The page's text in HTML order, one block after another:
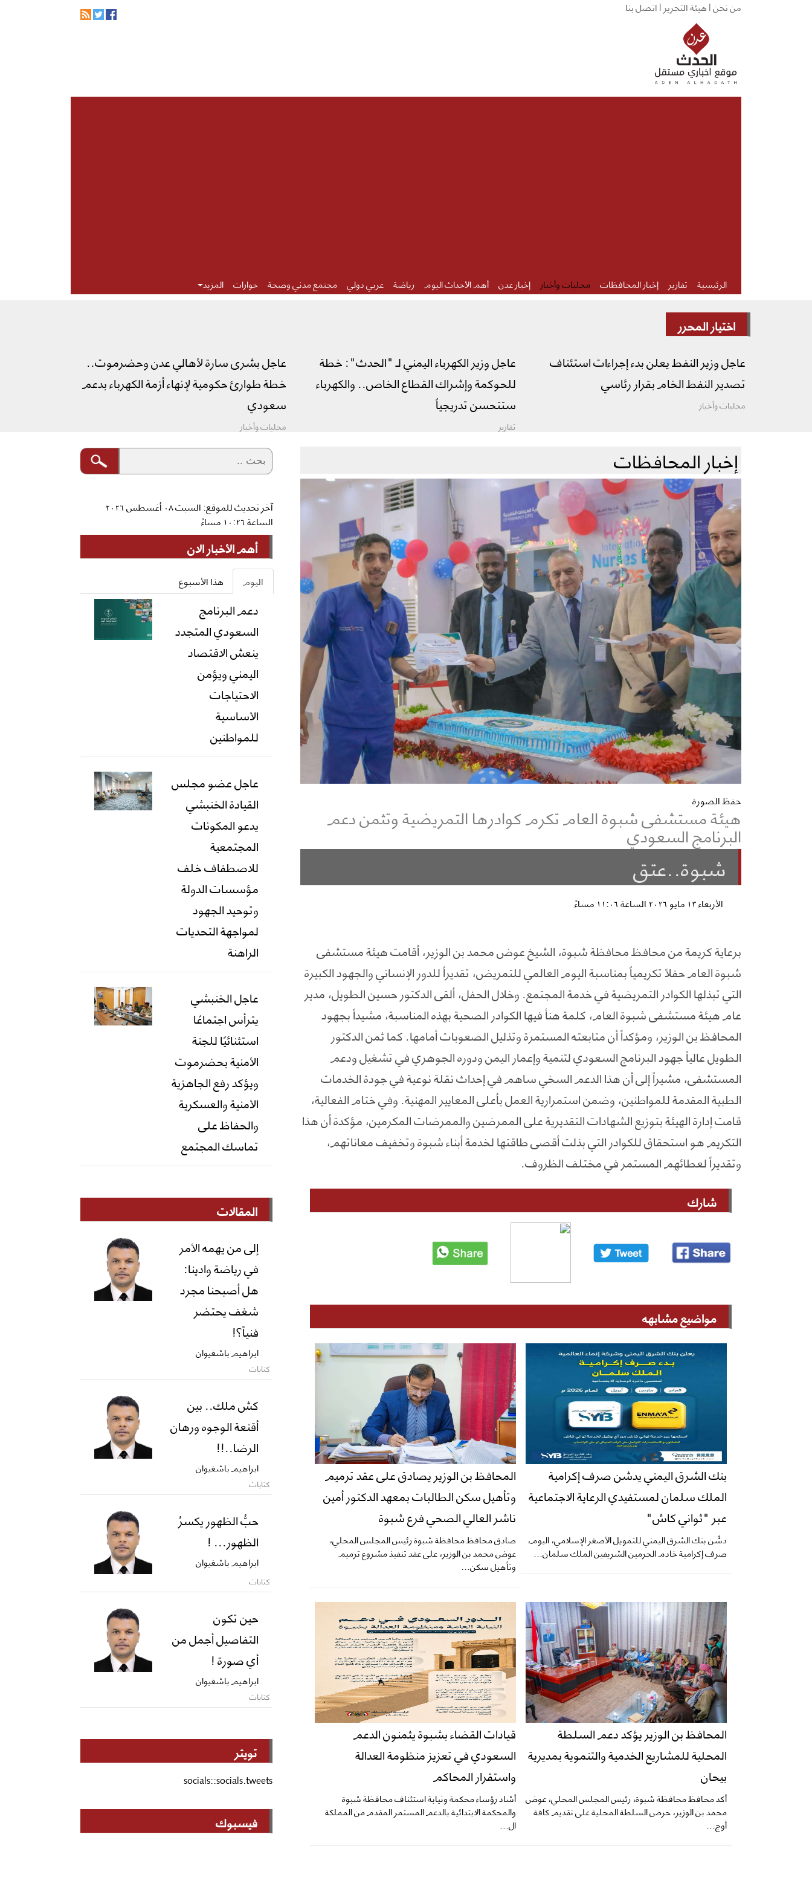
من نحن |هيئة التحرير |اتصل بنا
الرئيسية تقارير إخبار المحافظات محليات وأخبار إخبار عدن أهم الأحداث اليوم رياضة عربي دولي مجتمع مدني وصحة حوارات المزيد
اختيار المحرر
عاجل وزير النفط يعلن بدء إجراءات استئناف
تصدير النفط الخام بقرار رئاسي
محليات وأخبار
عاجل وزير الكهرباء اليمني لـ "الحدث": خطة
للحوكمة وإشراك القطاع الخاص.. والكهرباء
ستتحسن تدريجياً
تقارير
عاجل بشرى سارة لأهالي عدن وحضرموت..
خطة طوارئ حكومية لإنهاء أزمة الكهرباء بدعم
سعودي
محليات وأخبار
إخبار المحافظات
حفظ الصورة
هيئة مستشفى شبوة العام تكرم كوادرها التمريضية وتثمن دعم
البرنامج السعودي
شبوة..عتق
الأربعاء ١٣ مايو ٢٠٢٦ الساعة ١١:٠٦ مساءً
برعاية كريمة من محافظ محافظة شبوة، الشيخ عوض محمد بن الوزير، أقامت هيئة مستشفى
شبوة العام حفلاً تكريمياً بمناسبة اليوم العالمي للتمريض، تقديراً للدور الإنساني والجهود الكبيرة
التي تبذلها الكوادر التمريضية في خدمة المجتمع. وخلال الحفل، ألقى الدكتور حسين الطويل، مدير
عام هيئة مستشفى شبوة العام، كلمة هنأ فيها الكوادر الصحية بهذه المناسبة، مشيداً بجهود
المحافظ بن الوزير، ومؤكداً أن متابعته المستمرة وتذليل الصعوبات أمامها. كما ثمن الدكتور
الطويل عالياً جهود البرنامج السعودي لتنمية وإعمار اليمن ودوره الجوهري في تشغيل ودعم
المستشفى، مشيراً إلى أن هذا الدعم السخي ساهم في إحداث نقلة نوعية في جودة الخدمات
الطبية المقدمة للمواطنين، وضمن استمرارية العمل بأعلى المعايير المهنية. وفي ختام الفعالية،
قامت إدارة الهيئة بتوزيع الشهادات التقديرية على الممرضين والممرضات المكرمين، مؤكدة أن هذا
التكريم هو استحقاق للكوادر التي بذلت أقصى طاقتها لخدمة أبناء شبوة وتخفيف معاناتهم،
وتقديراً لعطائهم المستمر في مختلف الظروف.
شارك
مواضيع مشابهه
بنك الشرق اليمني يدشن صرف إكرامية
الملك سلمان لمستفيدي الرعاية الاجتماعية
عبر "ثواني كاش"
دشّن بنك الشرق اليمني للتمويل الأصغر الإسلامي، اليوم،
صرف إكرامية خادم الحرمين الشريفين الملك سلمان...
المحافظ بن الوزير يصادق على عقد ترميم
وتأهيل سكن الطالبات بمعهد الدكتور أمين
ناشر العالي الصحي فرع شبوة
صادق محافظ محافظة شبوة رئيس المجلس المحلي،
عوض محمد بن الوزير، على عقد تنفيذ مشروع ترميم
وتأهيل سكن...
المحافظ بن الوزير يؤكد دعم السلطة
المحلية للمشاريع الخدمية والتنموية بمديرية
بيحان
أكد محافظ محافظة شبوة، رئيس المجلس المحلي، عوض
محمد بن الوزير، حرص السلطة المحلية على تقديم كافة
أوج...
قيادات القضاء بشبوة يثمنون الدعم
السعودي في تعزيز منظومة العدالة
واستقرار المحاكم
​أشاد رؤساء محكمة ونيابة استئناف محافظة شبوة
والمحكمة الابتدائية بالدعم المستمر المقدم من المملكة
ال...
آخر تحديث للموقع: السبت ٠٨ أغسطس ٢٠٢٦
الساعة ١٠:٢٦ مساءً
أهم الأخبار الان
اليوم هذا الأسبوع
دعم البرنامج
السعودي المتجدد
ينعش الاقتصاد
اليمني ويؤمن
الاحتياجات
الأساسية
للمواطنين
عاجل عضو مجلس
القيادة الخنبشي
يدعو المكونات
المجتمعية
للاصطفاف خلف
مؤسسات الدولة
وتوحيد الجهود
لمواجهة التحديات
الراهنة
عاجل الخنبشي
يترأس اجتماعًا
استثنائيًا للجنة
الأمنية بحضرموت
ويؤكد رفع الجاهزية
الأمنية والعسكرية
والحفاظ على
تماسك المجتمع
المقالات
إلى من يهمه الأمر
في رياضة وادينا:
هل أصبحنا مجرد
شغف يحتضر
فنياً؟!
ابراهيم باشغيوان
كتابات
كش ملك.. بين
أقنعة الوجوه ورهان
الرضا..!!
ابراهيم باشغيوان
كتابات
حبُّ الظهور يكسرُ
الظهور... !
ابراهيم باشغيوان
كتابات
حين تكون
التفاصيل أجمل من
أي صورة !
ابراهيم باشغيوان
كتابات
تويتر
socials::socials.tweets
فيسبوك